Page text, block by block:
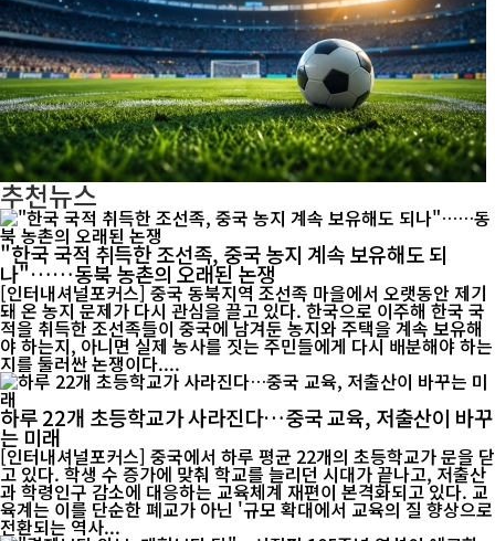
추천뉴스
"한국 국적 취득한 조선족, 중국 농지 계속 보유해도 되
나"……동북 농촌의 오래된 논쟁
[인터내셔널포커스] 중국 동북지역 조선족 마을에서 오랫동안 제기
돼 온 농지 문제가 다시 관심을 끌고 있다. 한국으로 이주해 한국 국
적을 취득한 조선족들이 중국에 남겨둔 농지와 주택을 계속 보유해
야 하는지, 아니면 실제 농사를 짓는 주민들에게 다시 배분해야 하는
지를 둘러싼 논쟁이다....
하루 22개 초등학교가 사라진다…중국 교육, 저출산이 바꾸
는 미래
[인터내셔널포커스] 중국에서 하루 평균 22개의 초등학교가 문을 닫
고 있다. 학생 수 증가에 맞춰 학교를 늘리던 시대가 끝나고, 저출산
과 학령인구 감소에 대응하는 교육체계 재편이 본격화되고 있다. 교
육계는 이를 단순한 폐교가 아닌 '규모 확대에서 교육의 질 향상으로
전환되는 역사...